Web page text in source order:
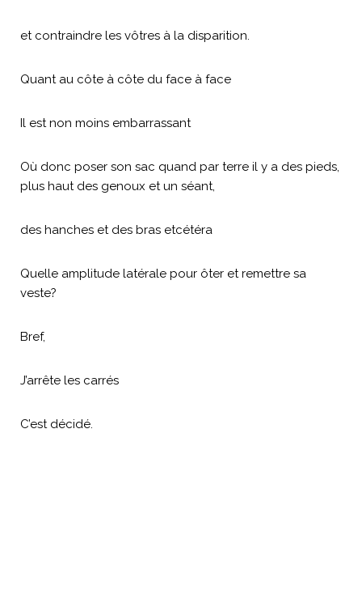
et contraindre les vôtres à la disparition.
Quant au côte à côte du face à face
Il est non moins embarrassant
Où donc poser son sac quand par terre il y a des pieds,
plus haut des genoux et un séant,
des hanches et des bras etcétéra
Quelle amplitude latérale pour ôter et remettre sa
veste?
Bref,
J’arrête les carrés
C’est décidé.